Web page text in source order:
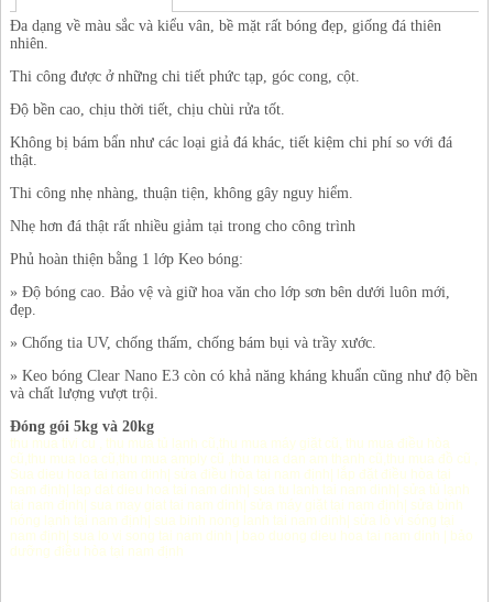
Đa dạng về màu sắc và kiểu vân, bề mặt rất bóng đẹp, giống đá thiên
nhiên.
Thi công được ở những chi tiết phức tạp, góc cong, cột.
Độ bền cao, chịu thời tiết, chịu chùi rửa tốt.
Không bị bám bẩn như các loại giả đá khác, tiết kiệm chi phí so với đá
thật.
Thi công nhẹ nhàng, thuận tiện, không gây nguy hiểm.
Nhẹ hơn đá thật rất nhiều giảm tại trong cho công trình
Phủ hoàn thiện bằng 1 lớp Keo bóng:
» Độ bóng cao. Bảo vệ và giữ hoa văn cho lớp sơn bên dưới luôn mới,
đẹp.
» Chống tia UV, chống thấm, chống bám bụi và trầy xước.
» Keo bóng Clear Nano E3 còn có khả năng kháng khuẩn cũng như độ bền
và chất lượng vượt trội.
Đóng gói 5kg và 20kg
thu mua tivi cu , thu mua tủ lạnh cũ, thu mua máy giặt cũ, thu mua điều hòa
cũ, thu mua loa cũ, thu mua amply cũ , thu mua dan am thanh cũ, thu mua đồ cũ ,
Sua dieu hoa tai nam dinh sửa điều hòa tại nam định
lắp đặt điều hòa tại
nam định
lap dat dieu hoa tai nam dinh sua tu lanh tai nam dinh sửa tủ lạnh
tại nam định sua may giat tai nam dinh sửa máy giặt tại nam định sửa bình
nóng lạnh tại nam định sua binh nong lanh tai nam dinh sửa lò vi sóng tại
nam định sua lo vi song tai nam dinh bao duong dieu hoa tai nam dinh
bảo
dưỡng điều hòa tại nam định